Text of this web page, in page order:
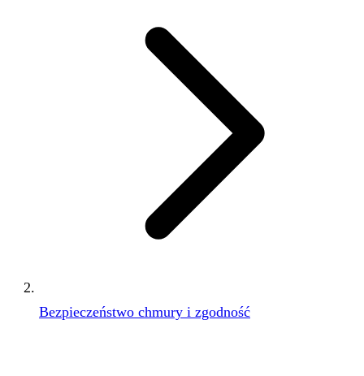
Bezpieczeństwo chmury i zgodność